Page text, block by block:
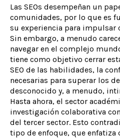
Las SEOs desempeñan un
comunidades, por lo que es
su experiencia para
Sin embargo, a menudo
navegar en el complejo
tiene como objetivo cerrar
SEO de las habilidades, la
necesarias para superar los
desconocido y, a menudo,
Hasta ahora, el sector
investigación colaborativa
del tercer sector. Esto
tipo de enfoque, que enfatiza